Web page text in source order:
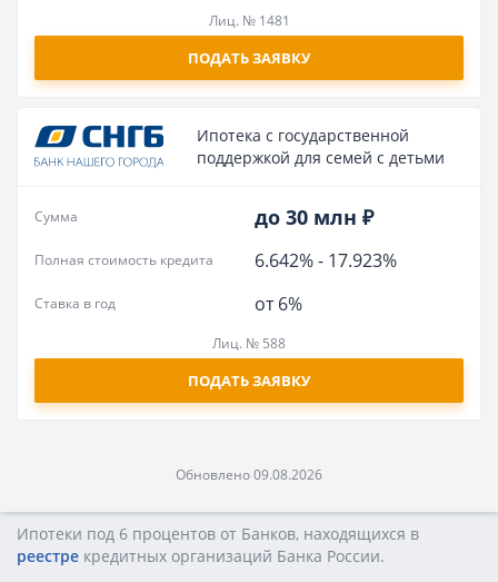
Лиц. № 1481
ПОДАТЬ ЗАЯВКУ
Ипотека с государственной
поддержкой для семей с детьми
до 30 млн ₽
Сумма
6.642%- 17.923%
Полная стоимость кредита
от 6%
Ставка в год
Лиц. № 588
ПОДАТЬ ЗАЯВКУ
Обновлено 09.08.2026
Ипотеки под 6 процентов от Банков, находящихся в
реестре кредитных opгaнизaций Бaнкa Poccии.